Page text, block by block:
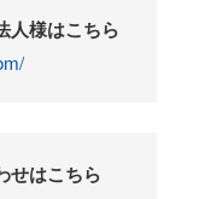
人様はこちら
せはこちら